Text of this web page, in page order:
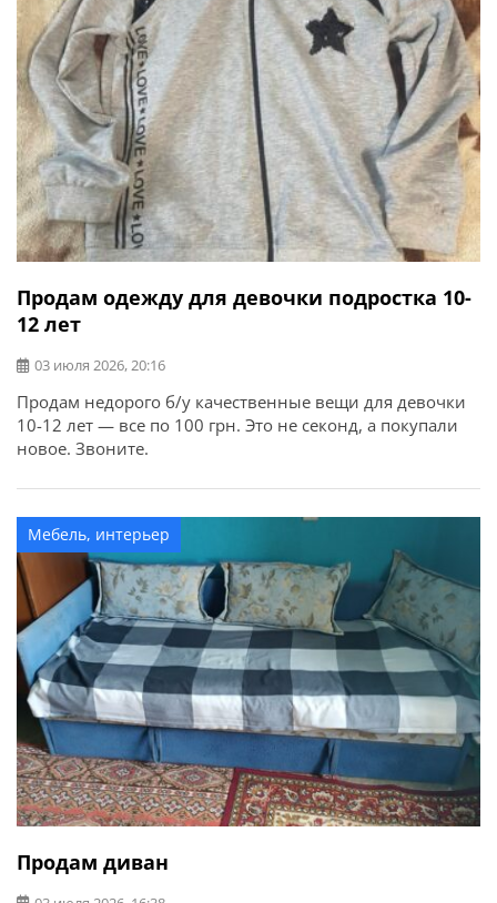
Продам одежду для девочки подростка 10-
12 лет
03 июля 2026, 20:16
Продам недорого б/у качественные вещи для девочки
10-12 лет — все по 100 грн. Это не секонд, а покупали
новое. Звоните.
Мебель, интерьер
Продам диван